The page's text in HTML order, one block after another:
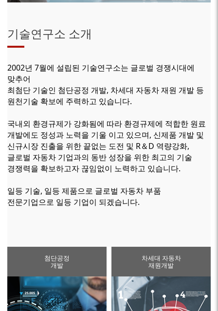
기술연구소 소개
2002년 7월에 설립된 기술연구소는 글로벌 경쟁시대에
맞추어
최첨단 기술인 첨단공정 개발, 차세대 자동차 재원 개발 등
원천기술 확보에 주력하고 있습니다.
국내외 환경규제가 강화됨에 따라 환경규제에 적합한 원료
개발에도 정성과 노력을 기울 이고 있으며, 신제품 개발 및
신규시장 진출을 위한 끝없는 도전 및 R＆D 역량강화,
글로벌 자동차 기업과의 동반 성장을 위한 최고의 기술
경쟁력을 확보하고자 끊임없이 노력하고 있습니다.
일등 기술, 일등 제품으로 글로벌 자동차 부품
전문기업으로 일등 기업이 되겠습니다.
첨단공정
개발
차세대 자동차
재원개발